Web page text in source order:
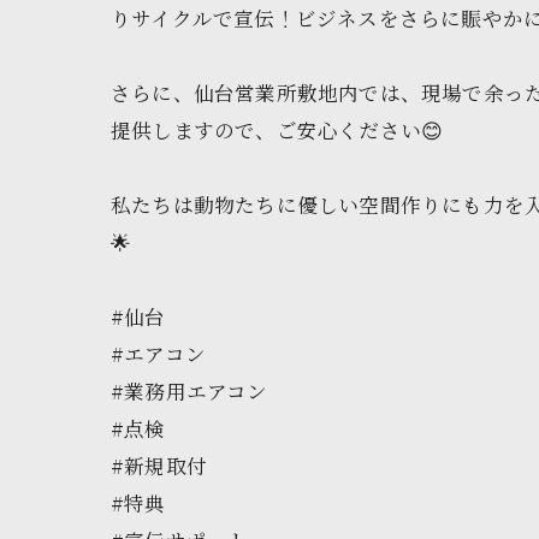
りサイクルで宣伝！ビジネスをさらに賑やか
さらに、仙台営業所敷地内では、現場で余
提供しますので、ご安心ください😊
私たちは動物たちに優しい空間作りにも力
🌟
#仙台
#エアコン
#業務用エアコン
#点検
#新規取付
#特典